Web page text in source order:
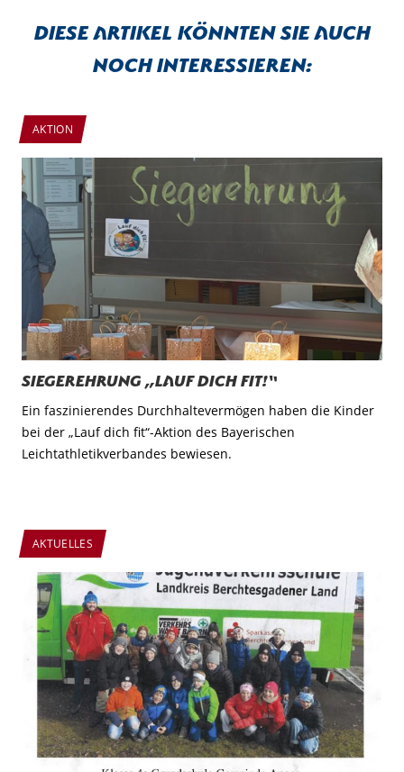
Diese Artikel könnten sie auch
noch interessieren:
AKTION
Siegerehrung „Lauf dich fit!“
Ein faszinierendes Durchhaltevermögen haben die Kinder
bei der „Lauf dich fit“-Aktion des Bayerischen
Leichtathletikverbandes bewiesen.
AKTUELLES